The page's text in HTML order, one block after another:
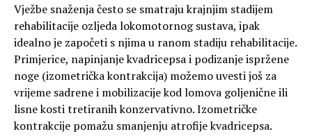
Vježbe snaženja često se smatraju krajnjim stadijem
rehabilitacije ozljeda lokomotornog sustava, ipak
idealno je započeti s njima u ranom stadiju rehabilitacije.
Primjerice, napinjanje kvadricepsa i podizanje ispržene
noge (izometrička kontrakcija) možemo uvesti još za
vrijeme sadrene i mobilizacije kod lomova goljenične ili
lisne kosti tretiranih konzervativno. Izometričke
kontrakcije pomažu smanjenju atrofije kvadricepsa.